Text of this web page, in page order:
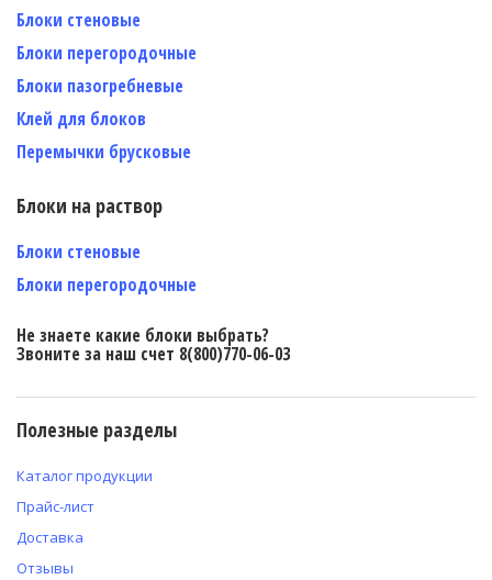
Блоки стеновые
Блоки перегородочные
Блоки пазогребневые
Клей для блоков
Перемычки брусковые
Блоки на раствор
Блоки стеновые
Блоки перегородочные
Не знаете какие блоки выбрать?
Звоните за наш счет 8(800)770-06-03
Полезные разделы
Каталог продукции
Прайс-лист
Доставка
Отзывы